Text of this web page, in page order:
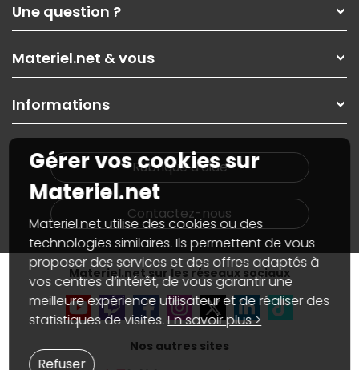
Nos services
Les magasins Materiel.net
Nos solutions pour les pros
Contactez-nous
Une question ?
Paiement, livraison
Garanties,Pack Zen
SAV, demander un retour
Informations
Materiel.net & vous
On rachète votre carte graphique
PC sur mesure : Votre RDV personnalisé
Notre démarche écologique
Materiel.net recrute
Notre programme d'affiliation
Partenariat & Sponsoring
Informations
Plan du site
Nos marques
Conditions générales de vente
Marketplace
Informations légales
Données personnelles etcookies
Gérer vos cookies
Accessibilité : non conforme
Rubrique d'aide
Contactez-nous
Materiel.net sur les réseaux sociaux
Nos autres sites
Gérer vos cookies sur
Materiel.net
Materiel.net utilise des cookies ou des
technologies similaires. Ils permettent de vous
proposer des services et des offres adaptés à
vos centres d’intérêt, de vous garantir une
meilleure expérience utilisateur et de réaliser des
statistiques de visites.En savoir plus >
Refuser